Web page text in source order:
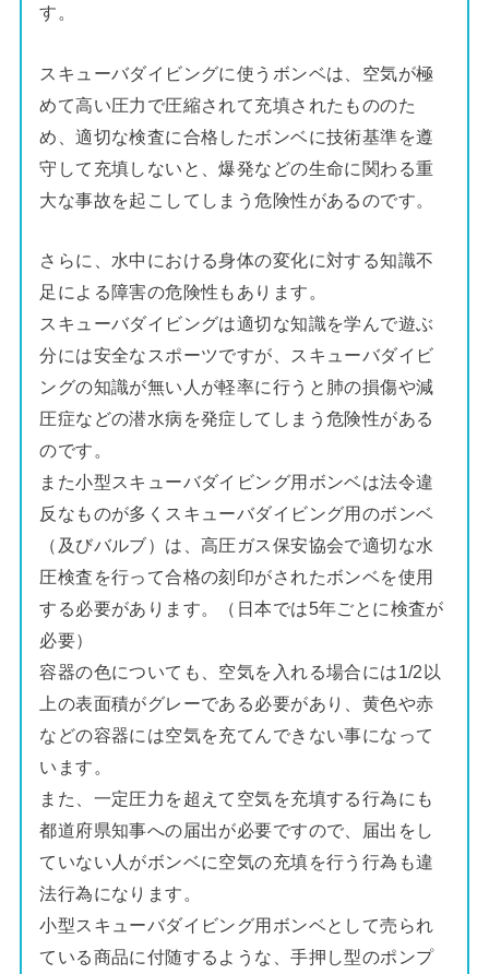
す。
スキューバダイビングに使うボンベは、空気が極
めて高い圧力で圧縮されて充填されたもののた
め、適切な検査に合格したボンベに技術基準を遵
守して充填しないと、爆発などの生命に関わる重
大な事故を起こしてしまう危険性があるのです。
さらに、水中における身体の変化に対する知識不
足による障害の危険性もあります。
スキューバダイビングは適切な知識を学んで遊ぶ
分には安全なスポーツですが、スキューバダイビ
ングの知識が無い人が軽率に行うと肺の損傷や減
圧症などの潜水病を発症してしまう危険性がある
のです。
また小型スキューバダイビング用ボンベは法令違
反なものが多くスキューバダイビング用のボンベ
（及びバルブ）は、高圧ガス保安協会で適切な水
圧検査を行って合格の刻印がされたボンベを使用
する必要があります。（日本では5年ごとに検査が
必要）
容器の色についても、空気を入れる場合には1/2以
上の表面積がグレーである必要があり、黄色や赤
などの容器には空気を充てんできない事になって
います。
また、一定圧力を超えて空気を充填する行為にも
都道府県知事への届出が必要ですので、届出をし
ていない人がボンベに空気の充填を行う行為も違
法行為になります。
小型スキューバダイビング用ボンベとして売られ
ている商品に付随するような、手押し型のポンプ